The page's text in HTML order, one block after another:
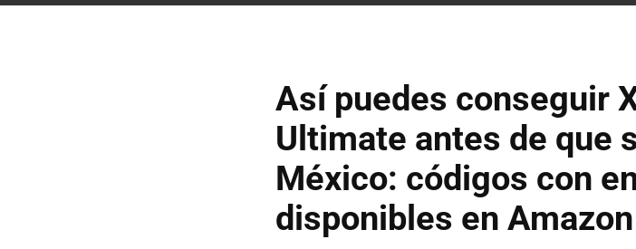
Así puedes conseguir
Ultimate antes de que
México: códigos con
disponibles en Amazon